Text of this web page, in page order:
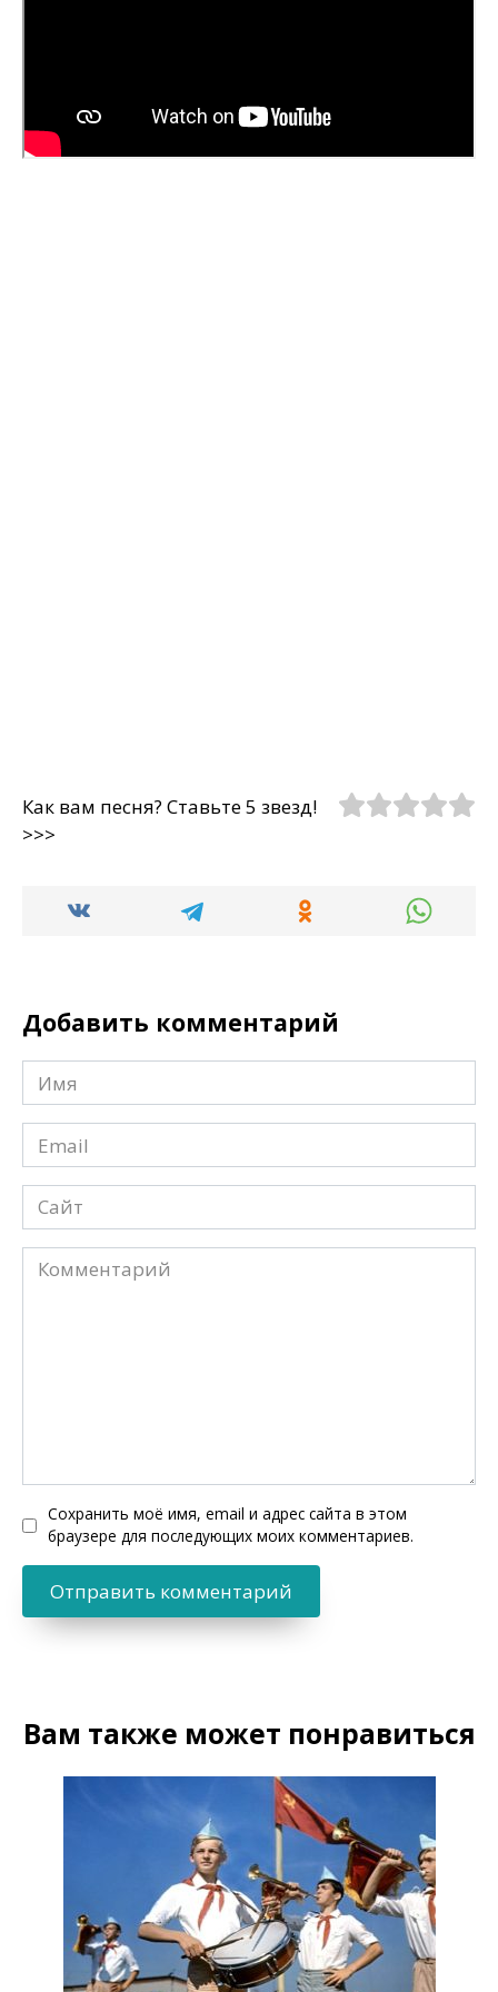
Как вам песня? Ставьте 5 звезд!
>>>
Добавить комментарий
Имя
*
Email
*
Сайт
Комментарий
Сохранить моё имя, email и адрес сайта в этом
браузере для последующих моих комментариев.
Вам также может понравиться